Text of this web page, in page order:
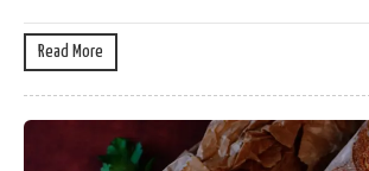
Read More